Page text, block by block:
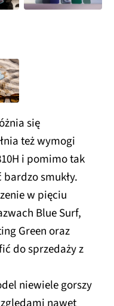
się
też wymogi
i pomimo tak
smukły.
w pięciu
Blue Surf,
Green oraz
do sprzedaży z
niewiele gorszy